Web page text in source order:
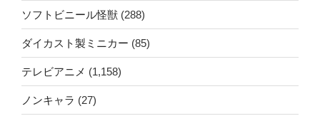
ソフトビニール怪獣 (288)
ダイカスト製ミニカー (85)
テレビアニメ (1,158)
ノンキャラ (27)